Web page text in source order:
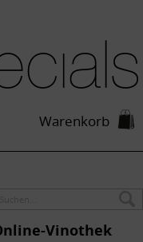
Warenkorb
Vinothek